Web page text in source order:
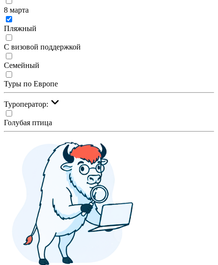
8 марта
Пляжный
С визовой поддержкой
Семейный
Туры по Европе
Туроператор:
Голубая птица